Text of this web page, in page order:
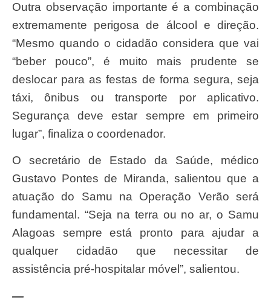
Outra observação importante é a combinação
extremamente perigosa de álcool e direção.
“Mesmo quando o cidadão considera que vai
“beber pouco”, é muito mais prudente se
deslocar para as festas de forma segura, seja
táxi, ônibus ou transporte por aplicativo.
Segurança deve estar sempre em primeiro
lugar”, finaliza o coordenador.
O secretário de Estado da Saúde, médico
Gustavo Pontes de Miranda, salientou que a
atuação do Samu na Operação Verão será
fundamental. “Seja na terra ou no ar, o Samu
Alagoas sempre está pronto para ajudar a
qualquer cidadão que necessitar de
assistência pré-hospitalar móvel”, salientou.
—